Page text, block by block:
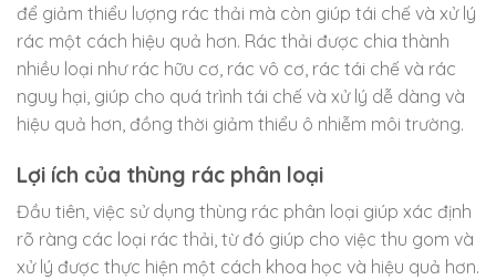
để giảm thiểu lượng rác thải mà còn giúp tái chế và xử lý
rác một cách hiệu quả hơn. Rác thải được chia thành
nhiều loại như rác hữu cơ, rác vô cơ, rác tái chế và rác
nguy hại, giúp cho quá trình tái chế và xử lý dễ dàng và
hiệu quả hơn, đồng thời giảm thiểu ô nhiễm môi trường.
Lợi ích của thùng rác phân loại
Đầu tiên, việc sử dụng thùng rác phân loại giúp xác định
rõ ràng các loại rác thải, từ đó giúp cho việc thu gom và
xử lý được thực hiện một cách khoa học và hiệu quả hơn.